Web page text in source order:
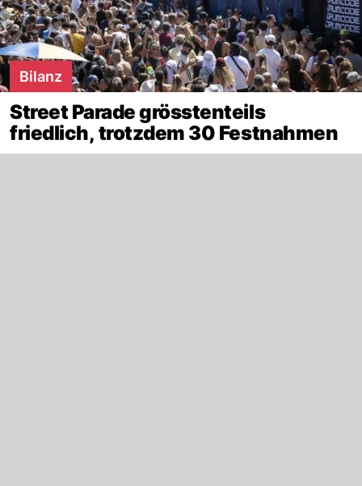
Bilanz
Street Parade grösstenteils
friedlich, trotzdem 30 Festnahmen